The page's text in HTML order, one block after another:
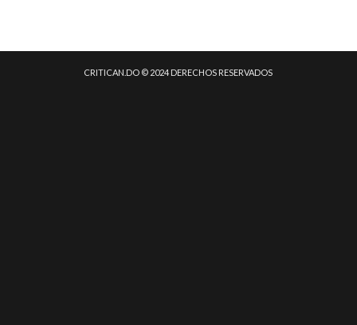
CRITICAN.DO © 2024 DERECHOS RESERVADOS